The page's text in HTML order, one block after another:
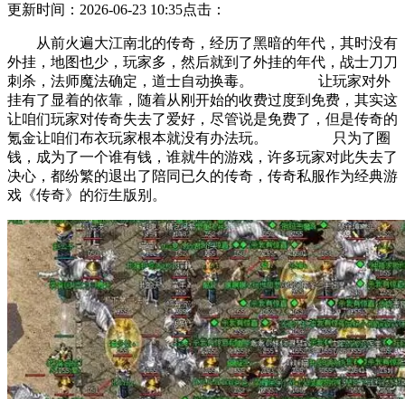
更新时间：2026-06-23 10:35点击：
从前火遍大江南北的传奇，经历了黑暗的年代，其时没有
外挂，地图也少，玩家多，然后就到了外挂的年代，战士刀刀
刺杀，法师魔法确定，道士自动换毒。 让玩家对外
挂有了显着的依靠，随着从刚开始的收费过度到免费，其实这
让咱们玩家对传奇失去了爱好，尽管说是免费了，但是传奇的
氪金让咱们布衣玩家根本就没有办法玩。 只为了圈
钱，成为了一个谁有钱，谁就牛的游戏，许多玩家对此失去了
决心，都纷繁的退出了陪同已久的传奇，传奇私服作为经典游
戏《传奇》的衍生版别。